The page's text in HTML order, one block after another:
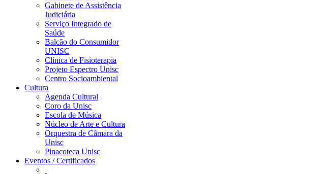
Gabinete de Assistência
Judiciária
Serviço Integrado de
Saúde
Balcão do Consumidor
UNISC
Clínica de Fisioterapia
Projeto Espectro Unisc
Centro Socioambiental
Cultura
Agenda Cultural
Coro da Unisc
Escola de Música
Núcleo de Arte e Cultura
Orquestra de Câmara da
Unisc
Pinacoteca Unisc
Eventos / Certificados